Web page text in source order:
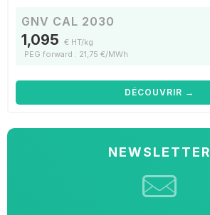
GNV CAL 2030
1,095 € HT/kg
PEG forward : 21,75 €/MWh
DÉCOUVRIR →
NEWSLETTER